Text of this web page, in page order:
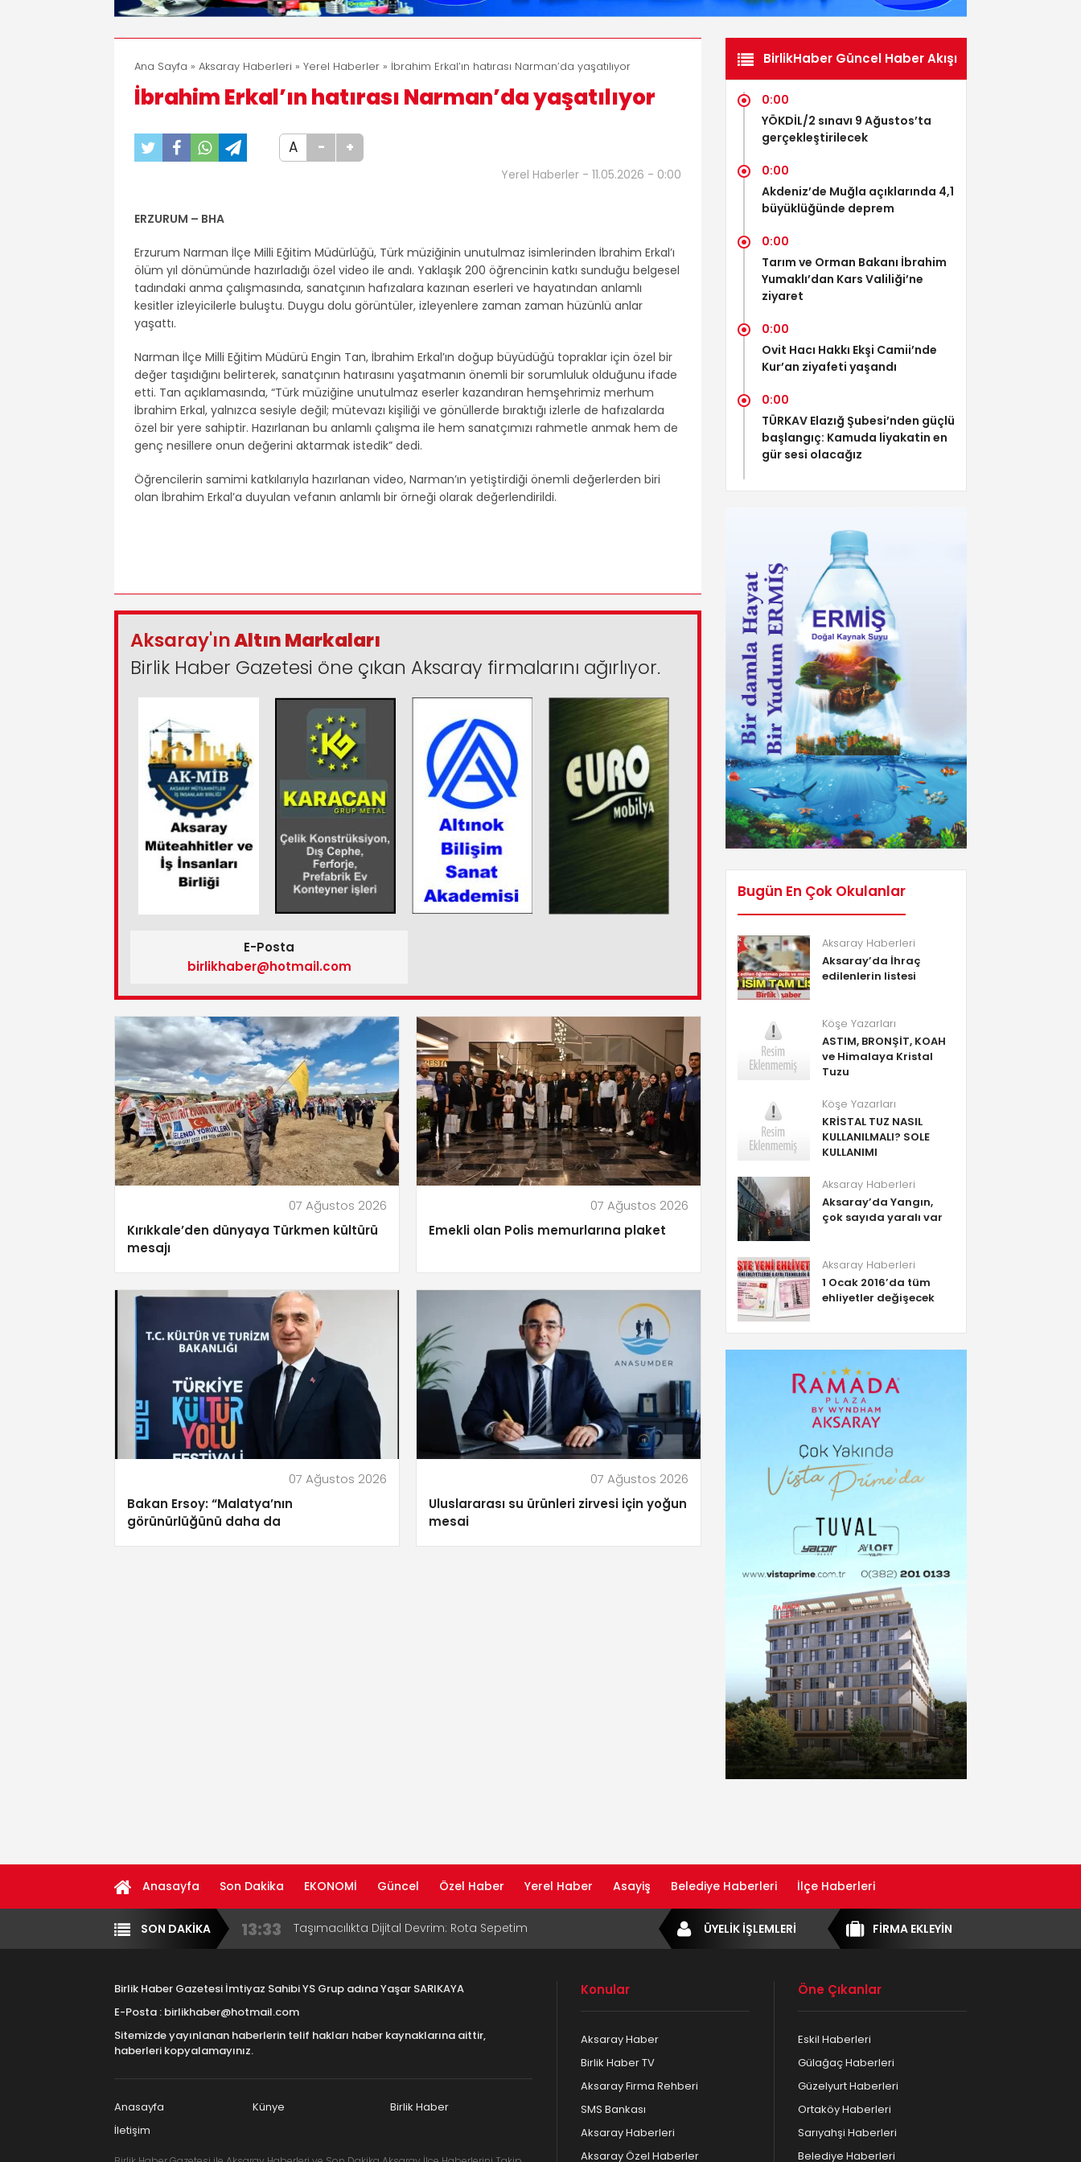
Ana Sayfa » Aksaray Haberleri » Yerel Haberler » İbrahim Erkal’ın hatırası Narman’da yaşatılıyor
İbrahim Erkal’ın hatırası Narman’da yaşatılıyor
A - +
Yerel Haberler - 11.05.2026 - 0:00
ERZURUM – BHA
Erzurum Narman İlçe Milli Eğitim Müdürlüğü, Türk müziğinin unutulmaz isimlerinden İbrahim Erkal’ı
ölüm yıl dönümünde hazırladığı özel video ile andı. Yaklaşık 200 öğrencinin katkı sunduğu belgesel
tadındaki anma çalışmasında, sanatçının hafızalara kazınan eserleri ve hayatından anlamlı
kesitler izleyicilerle buluştu. Duygu dolu görüntüler, izleyenlere zaman zaman hüzünlü anlar
yaşattı.
Narman İlçe Milli Eğitim Müdürü Engin Tan, İbrahim Erkal’ın doğup büyüdüğü topraklar için özel bir
değer taşıdığını belirterek, sanatçının hatırasını yaşatmanın önemli bir sorumluluk olduğunu ifade
etti. Tan açıklamasında, “Türk müziğine unutulmaz eserler kazandıran hemşehrimiz merhum
İbrahim Erkal, yalnızca sesiyle değil; mütevazı kişiliği ve gönüllerde bıraktığı izlerle de hafızalarda
özel bir yere sahiptir. Hazırlanan bu anlamlı çalışma ile hem sanatçımızı rahmetle anmak hem de
genç nesillere onun değerini aktarmak istedik” dedi.
Öğrencilerin samimi katkılarıyla hazırlanan video, Narman’ın yetiştirdiği önemli değerlerden biri
olan İbrahim Erkal’a duyulan vefanın anlamlı bir örneği olarak değerlendirildi.
Aksaray'ınAltın Markaları
Birlik Haber Gazetesi öne çıkan Aksaray firmalarını ağırlıyor.
E-Posta
birlikhaber@hotmail.com
07 Ağustos 2026
Kırıkkale’den dünyaya Türkmen kültürü
mesajı
07 Ağustos 2026
Emekli olan Polis memurlarına plaket
07 Ağustos 2026
Bakan Ersoy: “Malatya’nın
görünürlüğünü daha da
07 Ağustos 2026
Uluslararası su ürünleri zirvesi için yoğun
mesai
BirlikHaber Güncel Haber Akışı
0:00
YÖKDİL/2 sınavı 9 Ağustos’ta
gerçekleştirilecek
0:00
Akdeniz’de Muğla açıklarında 4,1
büyüklüğünde deprem
0:00
Tarım ve Orman Bakanı İbrahim
Yumaklı’dan Kars Valiliği’ne
ziyaret
0:00
Ovit Hacı Hakkı Ekşi Camii’nde
Kur’an ziyafeti yaşandı
0:00
TÜRKAV Elazığ Şubesi’nden güçlü
başlangıç: Kamuda liyakatin en
gür sesi olacağız
Bugün En Çok Okulanlar
Aksaray Haberleri
Aksaray’da İhraç
edilenlerin listesi
Köşe Yazarları
ASTIM, BRONŞİT, KOAH
ve Himalaya Kristal
Tuzu
Köşe Yazarları
KRİSTAL TUZ NASIL
KULLANILMALI? SOLE
KULLANIMI
Aksaray Haberleri
Aksaray’da Yangın,
çok sayıda yaralı var
Aksaray Haberleri
1 Ocak 2016’da tüm
ehliyetler değişecek
Anasayfa Son Dakika EKONOMİ Güncel Özel Haber Yerel Haber Asayiş Belediye Haberleri İlçe Haberleri
Yazarlar Diğer
SON DAKİKA 13:33 Taşımacılıkta Dijital Devrim: Rota Sepetim
Çocuklara Bıraktı
16:00 Aksaray Esnaf Rehberi ile Google ve Yapay Zeka
8:23
Birlikhaber.com Yayın Hayatına Başladı | Hızlı ve Akıllı
FİRMA EKLEYİN
ÜYELİK İŞLEMLERİ
Birlik Haber Gazetesi İmtiyaz Sahibi YS Grup adına Yaşar SARIKAYA
E-Posta : birlikhaber@hotmail.com
Sitemizde yayınlanan haberlerin telif hakları haber kaynaklarına aittir,
haberleri kopyalamayınız.
Anasayfa Künye
Birlik Haber
İletişim
Konular
Aksaray Haber
Birlik Haber TV
Aksaray Firma Rehberi
SMS Bankası
Aksaray Haberleri
Aksaray Özel Haberler
Öne Çıkanlar
Eskil Haberleri
Gülağaç Haberleri
Güzelyurt Haberleri
Ortaköy Haberleri
Sarıyahşi Haberleri
Belediye Haberleri